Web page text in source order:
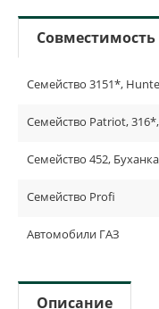
Семейство 3151*,
Семейство Patriot,
Семейство 452,
Семейство Profi
Автомобили ГАЗ
Описание